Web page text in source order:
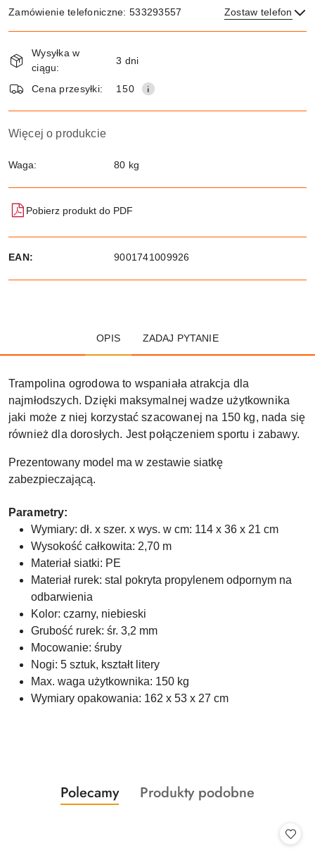
Zamówienie telefoniczne: 533293557 Zostaw telefon
i
dostawa
Wysyłka w
ciągu:
3 dni
Cena przesyłki: 150
Więcej o produkcie
Waga: 80 kg
Pobierz produkt do PDF
EAN: 9001741009926
OPIS ZADAJ PYTANIE
Trampolina ogrodowa to wspaniała atrakcja dla
najmłodszych. Dzięki maksymalnej wadze użytkownika
jaki może z niej korzystać szacowanej na 150 kg, nada się
również dla dorosłych. Jest połączeniem sportu i zabawy.
Prezentowany model ma w zestawie siatkę
zabezpieczającą.
Parametry:
Wymiary: dł. x szer. x wys. w cm: 114 x 36 x 21 cm
Wysokość całkowita: 2,70 m
Materiał siatki: PE
Materiał rurek: stal pokryta propylenem odpornym na
odbarwienia
Kolor: czarny, niebieski
Grubość rurek: śr. 3,2 mm
Mocowanie: śruby
Nogi: 5 sztuk, kształt litery
Max. waga użytkownika: 150 kg
Wymiary opakowania: 162 x 53 x 27 cm
Pomiń karuzelę produktów
Produkty
o
Polecamy
Produkty
Produkty podobne